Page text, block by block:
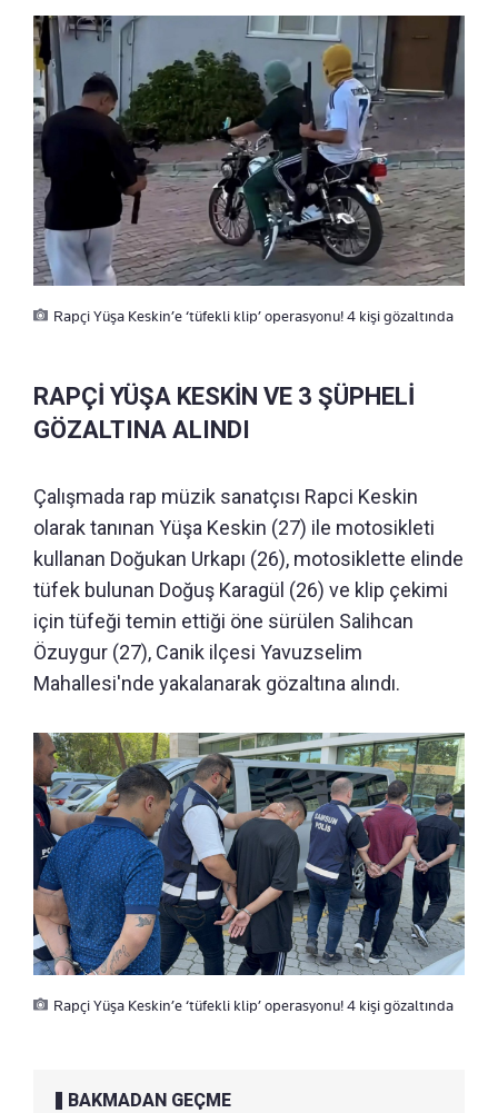
Rapçi Yüşa Keskin’e ‘tüfekli klip’ operasyonu! 4 kişi gözaltında
RAPÇİ YÜŞA KESKİN VE 3 ŞÜPHELİ
GÖZALTINA ALINDI
Çalışmada rap müzik sanatçısı Rapci Keskin
olarak tanınan Yüşa Keskin (27) ile motosikleti
kullanan Doğukan Urkapı (26), motosiklette elinde
tüfek bulunan Doğuş Karagül (26) ve klip çekimi
için tüfeği temin ettiği öne sürülen Salihcan
Özuygur (27), Canik ilçesi Yavuzselim
Mahallesi'nde yakalanarak gözaltına alındı.
Rapçi Yüşa Keskin’e ‘tüfekli klip’ operasyonu! 4 kişi gözaltında
BAKMADAN GEÇME